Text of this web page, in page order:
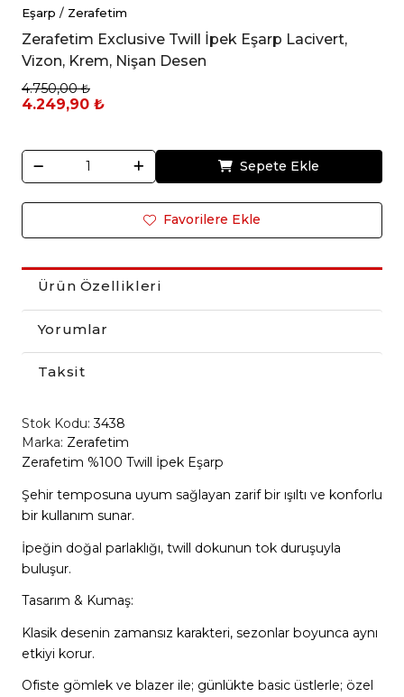
Eşarp / Zerafetim
Zerafetim Exclusive Twill İpek Eşarp Lacivert,
Vizon, Krem, Nişan Desen
4.750,00 ₺
4.249,90 ₺
Sepete Ekle
Favorilere Ekle
Ürün Özellikleri
Yorumlar
Taksit
Stok Kodu:3438
Marka: Zerafetim
Zerafetim %100 Twill İpek Eşarp
Şehir temposuna uyum sağlayan zarif bir ışıltı ve konforlu
bir kullanım sunar.
İpeğin doğal parlaklığı, twill dokunun tok duruşuyla
buluşur.
Tasarım & Kumaş:
Klasik desenin zamansız karakteri, sezonlar boyunca aynı
etkiyi korur.
Ofiste gömlek ve blazer ile; günlükte basic üstlerle; özel